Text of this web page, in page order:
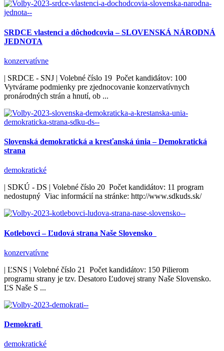
SRDCE vlastenci a dôchodcovia – SLOVENSKÁ NÁRODNÁ
JEDNOTA
konzervatívne
| SRDCE - SNJ | Volebné číslo 19 Počet kandidátov: 100
Vytvárame podmienky pre zjednocovanie konzervatívnych
pronárodných strán a hnutí, ob ...
Slovenská demokratická a kresťanská únia – Demokratická
strana
demokratické
| SDKÚ - DS | Volebné číslo 20 Počet kandidátov: 11 program
nedostupný Viac informácií na stránke: http://www.sdkuds.sk/
Kotlebovci – Ľudová strana Naše Slovensko
konzervatívne
| ĽSNS | Volebné číslo 21 Počet kandidátov: 150 Pilierom
programu strany je tzv. Desatoro Ľudovej strany Naše Slovensko.
ĽS Naše S ...
Demokrati
demokratické